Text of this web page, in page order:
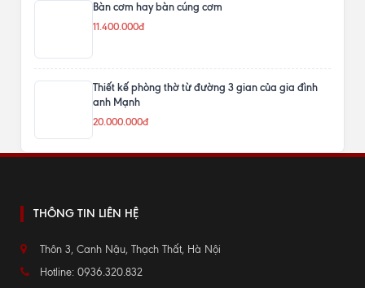
Bàn cơm hay bàn cúng cơm
11.400.000đ
Thiết kế phòng thờ từ đường 3 gian của gia đình
anh Mạnh
20.000.000đ
THÔNG TIN LIÊN HỆ
Thôn 3, Canh Nậu, Thạch Thất, Hà Nội
Hotline: 0936.320.832